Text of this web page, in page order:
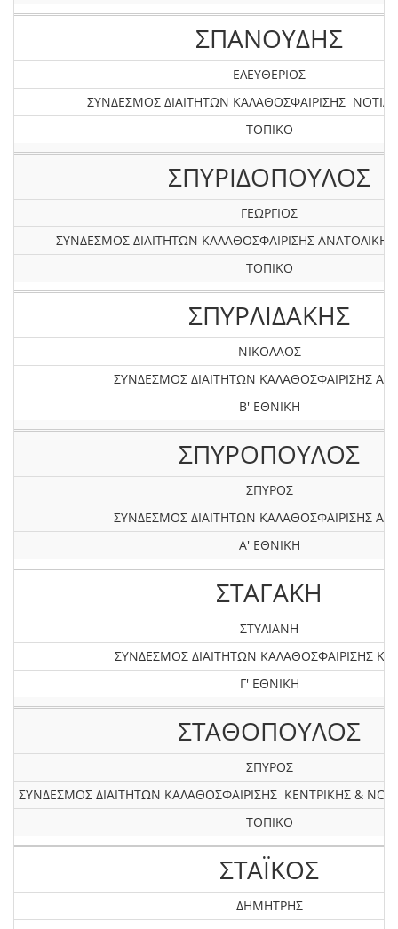
ΣΠΑΝΟΥΔΗΣ
ΕΛΕΥΘΕΡΙΟΣ
ΣΥΝΔΕΣΜΟΣ ΔΙΑΙΤΗΤΩΝ ΚΑΛΑΘΟΣΦΑΙΡΙΣΗΣ
ΤΟΠΙΚΟ
ΣΠΥΡΙΔΟΠΟΥΛΟΣ
ΓEΩΡΓΙΟΣ
ΣΥΝΔΕΣΜΟΣ ΔΙΑΙΤΗΤΩΝ ΚΑΛΑΘΟΣΦΑΙΡΙΣΗΣ
ΤΟΠΙΚΟ
ΣΠΥΡΛΙΔΑΚΗΣ
ΝΙΚΟΛΑΟΣ
ΣΥΝΔΕΣΜΟΣ ΔΙΑΙΤΗΤΩΝ ΚΑΛΑΘΟΣΦΑΙΡΙΣΗΣ
Β' ΕΘΝΙΚΗ
ΣΠΥΡΟΠΟΥΛΟΣ
ΣΠΥΡΟΣ
ΣΥΝΔΕΣΜΟΣ ΔΙΑΙΤΗΤΩΝ ΚΑΛΑΘΟΣΦΑΙΡΙΣΗΣ
Α' ΕΘΝΙΚΗ
ΣΤΑΓΑΚΗ
ΣΤΥΛΙΑΝΗ
ΣΥΝΔΕΣΜΟΣ ΔΙΑΙΤΗΤΩΝ ΚΑΛΑΘΟΣΦΑΙΡΙΣΗΣ
Γ' ΕΘΝΙΚΗ
ΣΤΑΘΟΠΟΥΛΟΣ
ΣΠΥΡΟΣ
ΣΥΝΔΕΣΜΟΣ ΔΙΑΙΤΗΤΩΝ ΚΑΛΑΘΟΣΦΑΙΡΙΣΗΣ ΚΕΝΤΡΙΚΗΣ &
ΤΟΠΙΚΟ
ΣΤΑΪΚΟΣ
ΔΗΜΗΤΡΗΣ